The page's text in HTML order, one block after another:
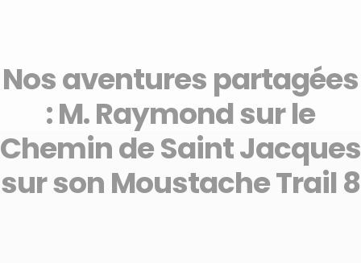
Nos aventures partagées
: M. Raymond sur le
Chemin de Saint Jacques
sur son Moustache Trail 8